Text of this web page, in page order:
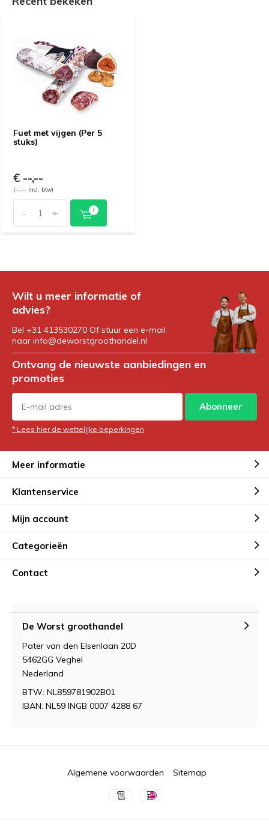
Fuet met vijgen (Per 5
stuks)
€ --,--
(--,-- Incl. btw)
- +
Wilt u meer informatie of
advies?
Bel +31 413530270 Of stuur een e-mail
naar info@deworstgroothandel.nl
Ontvang de nieuwste aanbiedingen en
promoties
Abonneer
* Lees hier de wettelijke beperkingen
Meer informatie
Klantenservice
Mijn account
Categorieën
Contact
De Worst groothandel
Pater van den Elsenlaan 20D
5462GG Veghel
Nederland
BTW: NL859781902B01
IBAN: NL59 INGB 0007 4288 67
Algemene voorwaarden Sitemap